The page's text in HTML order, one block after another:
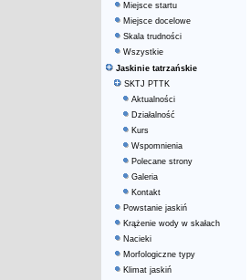
Miejsce startu
Miejsce docelowe
Skala trudności
Wszystkie
Jaskinie tatrzańskie
SKTJ PTTK
Aktualności
Działalność
Kurs
Wspomnienia
Polecane strony
Galeria
Kontakt
Powstanie jaskiń
Krążenie wody w skałach
Nacieki
Morfologiczne typy
Klimat jaskiń